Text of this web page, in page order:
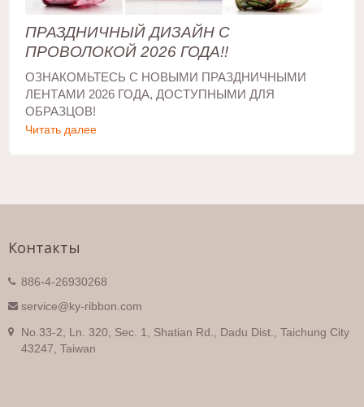
ПРАЗДНИЧНЫЙ ДИЗАЙН С
ПРОВОЛОКОЙ 2026 ГОДА!!
ОЗНАКОМЬТЕСЬ С НОВЫМИ ПРАЗДНИЧНЫМИ
ЛЕНТАМИ 2026 ГОДА, ДОСТУПНЫМИ ДЛЯ
ОБРАЗЦОВ!
Читать далее
Контакты
886-4-26930268
service@ky-ribbon.com
No.33-2, Ln. 320, Sec. 1, Shatian Rd., Dadu Dist., Taichung City
43247, Taiwan